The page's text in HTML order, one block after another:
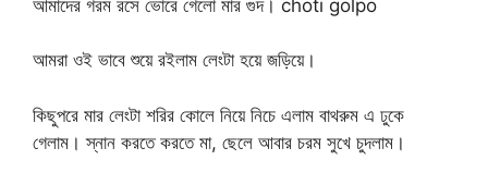
আমাদের গরম রসে ভোরে গেলো মার গুদ। choti golpo
আমরা ওই ভাবে শুয়ে রইলাম লেংটা হয়ে জড়িয়ে।
কিছুপরে মার লেংটা শরির কোলে নিয়ে নিচে এলাম বাথরুম এ ঢুকে
গেলাম। স্নান করতে করতে মা, ছেলে আবার চরম সুখে চুদলাম।